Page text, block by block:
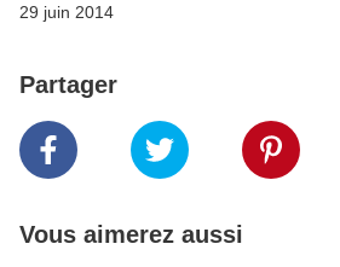
29 juin 2014
Partager
Vous aimerez aussi